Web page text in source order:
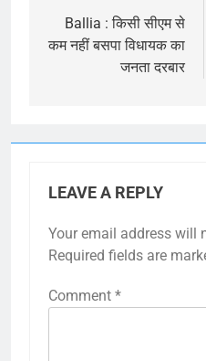
navigation
Ballia : किसी सीएम से
कम नहीं बसपा विधायक का
जनता दरबार
LEAVE A REPLY
Your email address will
Required fields are
Comment *